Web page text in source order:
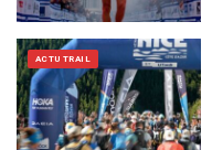
ACTU TRAIL